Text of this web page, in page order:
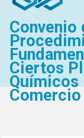
Convenio
Ciertos
Químicos
Comercio